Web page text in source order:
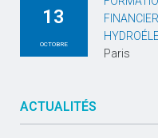
13
OCTOBRE
Paris
ACTUALITÉS